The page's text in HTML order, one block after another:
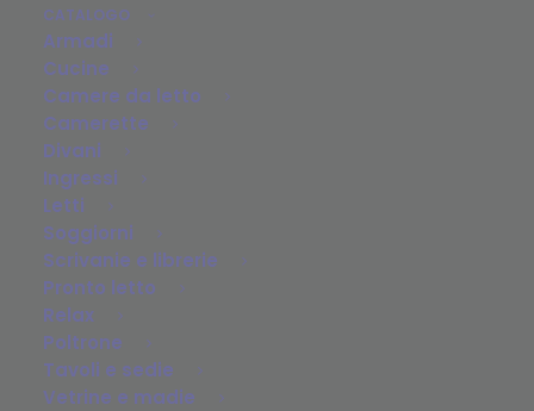
CATALOGO
Armadi
Cucine
Camere da letto
Camerette
Divani
Ingressi
Letti
Soggiorni
Scrivanie e librerie
Pronto letto
Relax
Poltrone
Tavoli e sedie
Vetrine e madie